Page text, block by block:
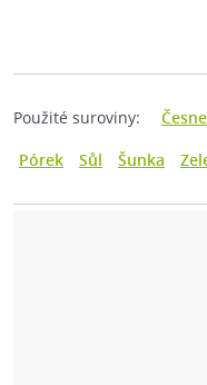
Použité suroviny:
Pórek
Sůl Šunka